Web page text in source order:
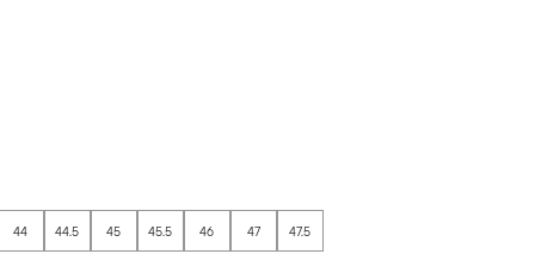
44 44.5 45 45.5 46 47 47.5